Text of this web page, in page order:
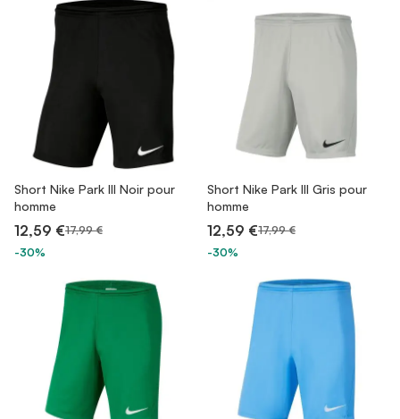
Short Nike Park III Noir pour
homme
12,59 €17,99 €
-30%
Short Nike Park III Gris pour
homme
12,59 €17,99 €
-30%